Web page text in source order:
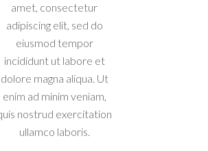
amet, consectetur
adipiscing elit, sed do
eiusmod tempor
incididunt ut labore et
dolore magna aliqua. Ut
enim ad minim veniam,
nostrud exercitation
ullamco laboris.